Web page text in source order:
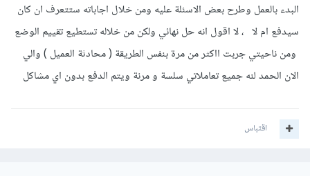
البدء بالعمل وطرح بعض الاسئلة عليه ومن خلال اجاباته ستتعرف ان كان
سيدفع ام لا ، لا اقول انه حل نهائي ولكن من خلاله تستطيع تقييم الوضع
ومن ناحيتي جربت ااكثر من مرة بنفس الطريقة ( محادثة العميل ) والي
الان الحمد لله جميع تعاملاتي سلسة و مرنة ويتم الدفع بدون اي مشاكل
اقتباس